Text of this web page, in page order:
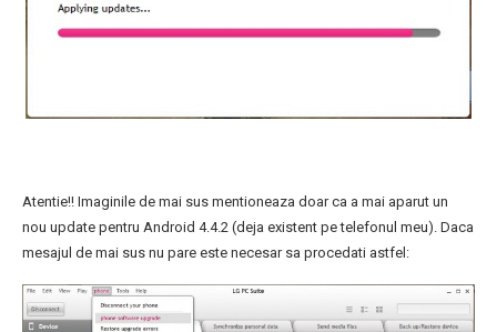
Atentie!! Imaginile de mai sus mentioneaza doar ca a mai aparut un
nou update pentru Android 4.4.2 (deja existent pe telefonul meu). Daca
mesajul de mai sus nu pare este necesar sa procedati astfel: